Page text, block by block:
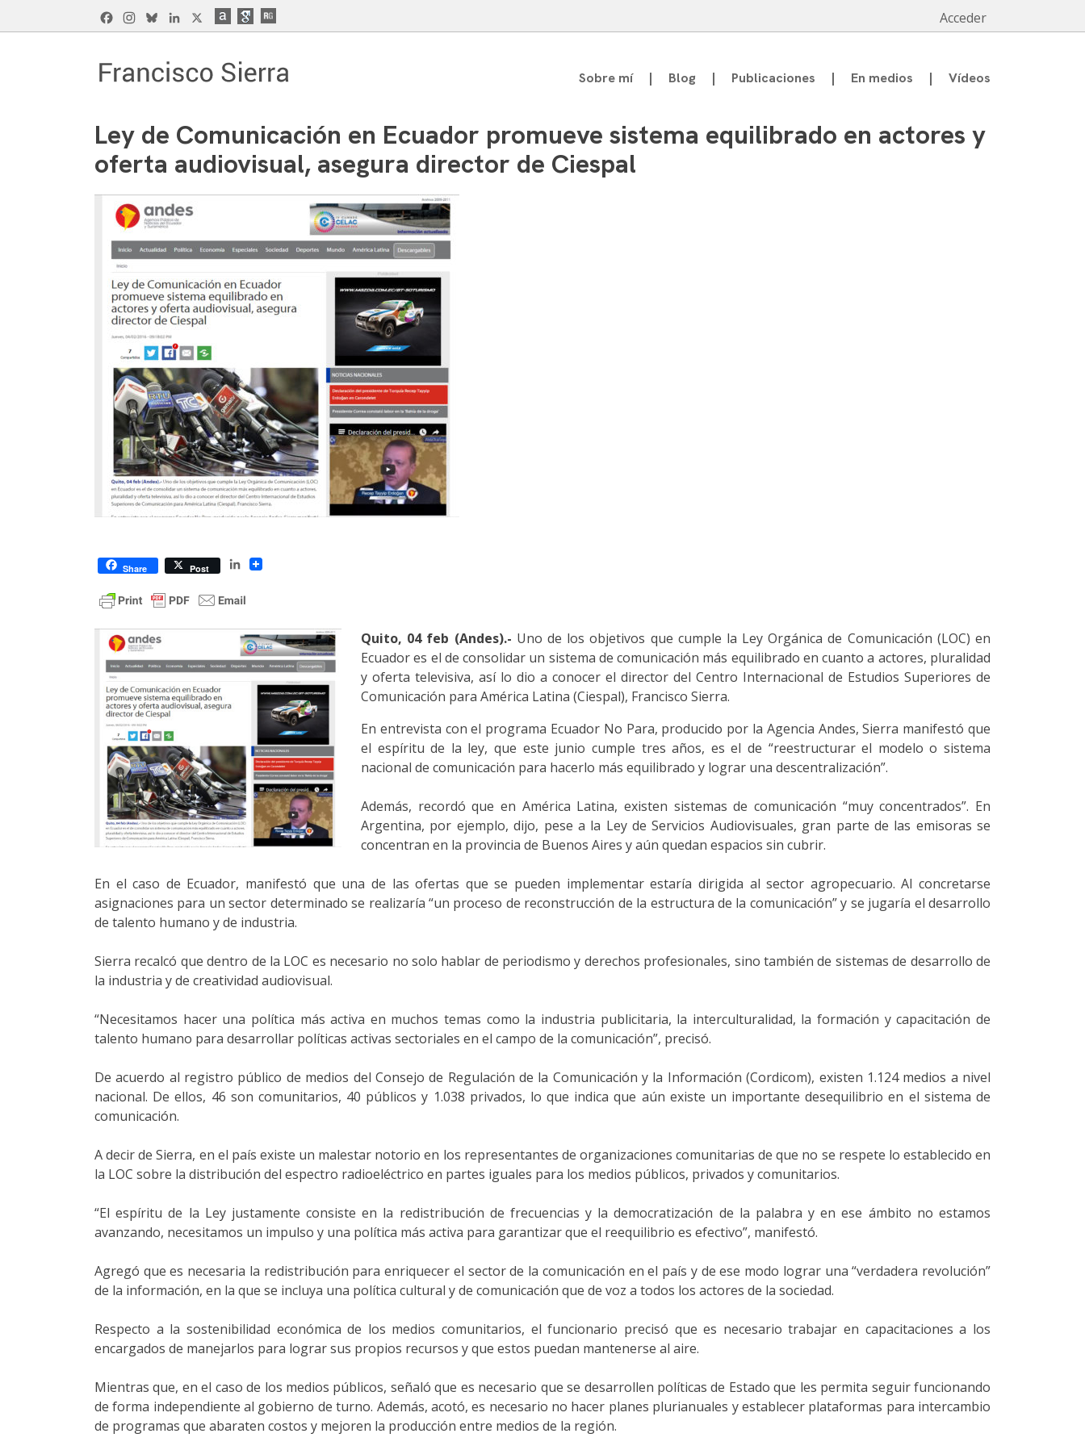
to
FacebookInstagram
BlueskyLinkedIn Acceder
Sobre mí Blog Publicaciones En medios Vídeos
Ley de Comunicación en Ecuador promueve sistema equilibrado en actores y
oferta audiovisual, asegura director de Ciespal
Share Post LinkedIn
Quito, 04 feb (Andes).- Uno de los objetivos que cumple la Ley Orgánica de Comunicación (LOC) en
Ecuador es el de consolidar un sistema de comunicación más equilibrado en cuanto a actores, pluralidad
y oferta televisiva, así lo dio a conocer el director del Centro Internacional de Estudios Superiores de
Comunicación para América Latina (Ciespal), Francisco Sierra.
En entrevista con el programa Ecuador No Para, producido por la Agencia Andes, Sierra manifestó que
el espíritu de la ley, que este junio cumple tres años, es el de “reestructurar el modelo o sistema
nacional de comunicación para hacerlo más equilibrado y lograr una descentralización”.
Además, recordó que en América Latina, existen sistemas de comunicación “muy concentrados”. En
Argentina, por ejemplo, dijo, pese a la Ley de Servicios Audiovisuales, gran parte de las emisoras se
concentran en la provincia de Buenos Aires y aún quedan espacios sin cubrir.
En el caso de Ecuador, manifestó que una de las ofertas que se pueden implementar estaría dirigida al sector agropecuario. Al concretarse
asignaciones para un sector determinado se realizaría “un proceso de reconstrucción de la estructura de la comunicación” y se jugaría el desarrollo
de talento humano y de industria.
Sierra recalcó que dentro de la LOC es necesario no solo hablar de periodismo y derechos profesionales, sino también de sistemas de desarrollo de
la industria y de creatividad audiovisual.
“Necesitamos hacer una política más activa en muchos temas como la industria publicitaria, la interculturalidad, la formación y capacitación de
talento humano para desarrollar políticas activas sectoriales en el campo de la comunicación”, precisó.
De acuerdo al registro público de medios del Consejo de Regulación de la Comunicación y la Información (Cordicom), existen 1.124 medios a nivel
nacional. De ellos, 46 son comunitarios, 40 públicos y 1.038 privados, lo que indica que aún existe un importante desequilibrio en el sistema de
comunicación.
A decir de Sierra, en el país existe un malestar notorio en los representantes de organizaciones comunitarias de que no se respete lo establecido en
la LOC sobre la distribución del espectro radioeléctrico en partes iguales para los medios públicos, privados y comunitarios.
“El espíritu de la Ley justamente consiste en la redistribución de frecuencias y la democratización de la palabra y en ese ámbito no estamos
avanzando, necesitamos un impulso y una política más activa para garantizar que el reequilibrio es efectivo”, manifestó.
Agregó que es necesaria la redistribución para enriquecer el sector de la comunicación en el país y de ese modo lograr una “verdadera revolución”
de la información, en la que se incluya una política cultural y de comunicación que de voz a todos los actores de la sociedad.
Respecto a la sostenibilidad económica de los medios comunitarios, el funcionario precisó que es necesario trabajar en capacitaciones a los
encargados de manejarlos para lograr sus propios recursos y que estos puedan mantenerse al aire.
Mientras que, en el caso de los medios públicos, señaló que es necesario que se desarrollen políticas de Estado que les permita seguir funcionando
de forma independiente al gobierno de turno. Además, acotó, es necesario no hacer planes plurianuales y establecer plataformas para intercambio
de programas que abaraten costos y mejoren la producción entre medios de la región.